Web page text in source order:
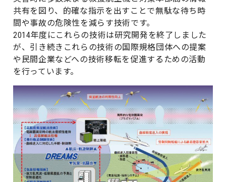
共有を図り、的確な指示を出すことで無駄な待ち時
間や事故の危険性を減らす技術です。
2014年度にこれらの技術は研究開発を終了しました
が、引き続きこれらの技術の国際規格団体への提案
や民間企業などへの技術移転を促進するための活動
を行っています。